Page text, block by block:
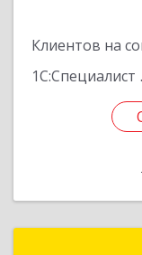
Клиентов на
1С:Специалист